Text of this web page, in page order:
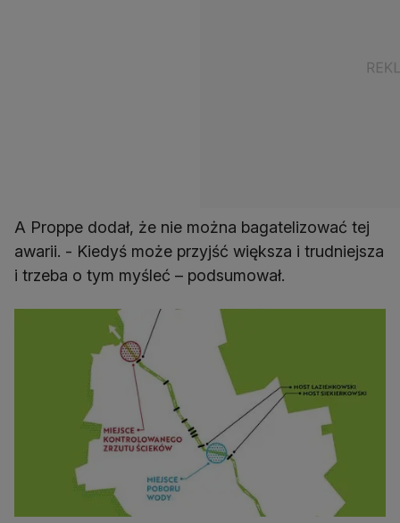
A Proppe dodał, że nie można bagatelizować tej
awarii. - Kiedyś może przyjść większa i trudniejsza
i trzeba o tym myśleć – podsumował.